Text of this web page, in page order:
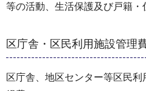
等の活動、生活保護及び戸籍
区庁舎・区民利用施設管理
区庁舎、地区センター等区民